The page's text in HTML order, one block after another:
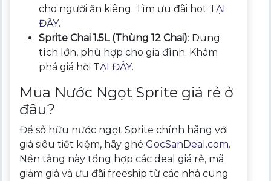
cho người ăn kiêng. Tìm ưu đãi hot TẠI
ĐÂY.
Sprite Chai 1.5L (Thùng 12 Chai): Dung
tích lớn, phù hợp cho gia đình. Khám
phá giá hời TẠI ĐÂY.
Mua Nước Ngọt Sprite giá rẻ ở
đâu?
Để sở hữu nước ngọt Sprite chính hãng với
giá siêu tiết kiệm, hãy ghéGocSanDeal.com.
Nền tảng này tổng hợp các deal giá rẻ, mã
giảm giá và ưu đãi freeship từ các nhà cung